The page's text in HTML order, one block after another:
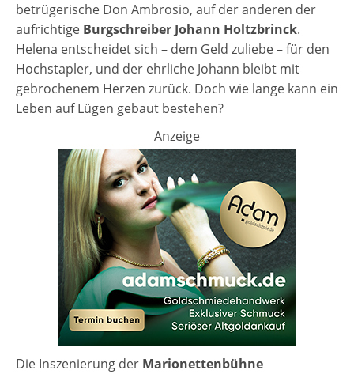
betrügerische Don Ambrosio, auf der anderen der
aufrichtige Burgschreiber Johann Holtzbrinck.
Helena entscheidet sich – dem Geld zuliebe – für den
Hochstapler, und der ehrliche Johann bleibt mit
gebrochenem Herzen zurück. Doch wie lange kann ein
Leben auf Lügen gebaut bestehen?
Anzeige
Die Inszenierung der Marionettenbühne